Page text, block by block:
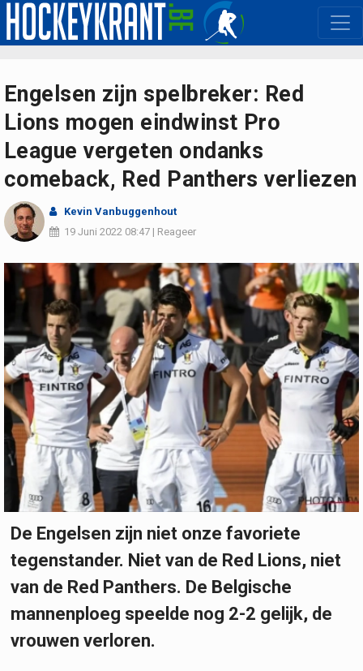
Engelsen zijn spelbreker: Red
Lions mogen eindwinst Pro
League vergeten ondanks
comeback, Red Panthers verliezen
Kevin Vanbuggenhout
19 Juni 2022 08:47 | Reageer
De Engelsen zijn niet onze favoriete
tegenstander. Niet van de Red Lions, niet
van de Red Panthers. De Belgische
mannenploeg speelde nog 2-2 gelijk, de
vrouwen verloren.